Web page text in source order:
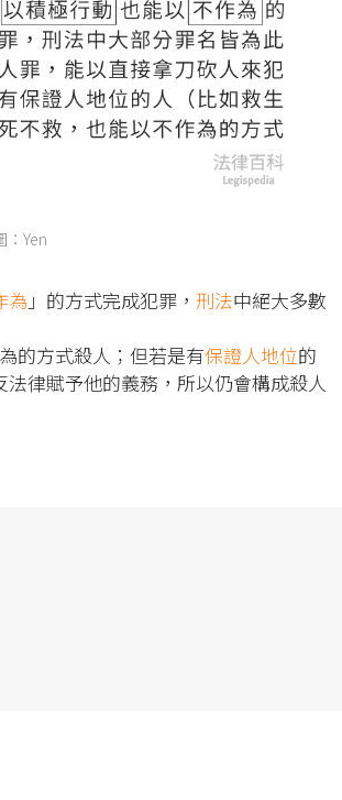
Yen
為 」的方式完成犯罪， 刑法中絕大多數
的方式殺人；但若是有保證人地位的
律賦予他的義務，所以仍會構成殺人